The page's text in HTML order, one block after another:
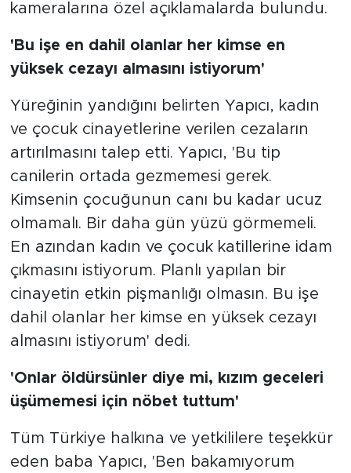
kameralarına özel açıklamalarda bulundu.
'Bu işe en dahil olanlar her kimse en
yüksek cezayı almasını istiyorum'
Yüreğinin yandığını belirten Yapıcı, kadın
ve çocuk cinayetlerine verilen cezaların
artırılmasını talep etti. Yapıcı, 'Bu tip
canilerin ortada gezmemesi gerek.
Kimsenin çocuğunun canı bu kadar ucuz
olmamalı. Bir daha gün yüzü görmemeli.
En azından kadın ve çocuk katillerine idam
çıkmasını istiyorum. Planlı yapılan bir
cinayetin etkin pişmanlığı olmasın. Bu işe
dahil olanlar her kimse en yüksek cezayı
almasını istiyorum' dedi.
'Onlar öldürsünler diye mi, kızım geceleri
üşümemesi için nöbet tuttum'
Tüm Türkiye halkına ve yetkililere teşekkür
eden baba Yapıcı, 'Ben bakamıyorum